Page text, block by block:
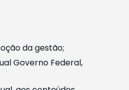
da gestão;
Governo Federal,